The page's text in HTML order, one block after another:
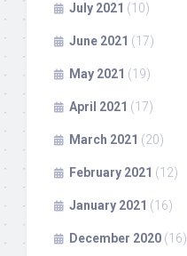
July 2021 (10)
June 2021 (17)
May 2021 (19)
April 2021 (17)
March 2021 (20)
February 2021 (12)
January 2021 (16)
December 2020 (16)